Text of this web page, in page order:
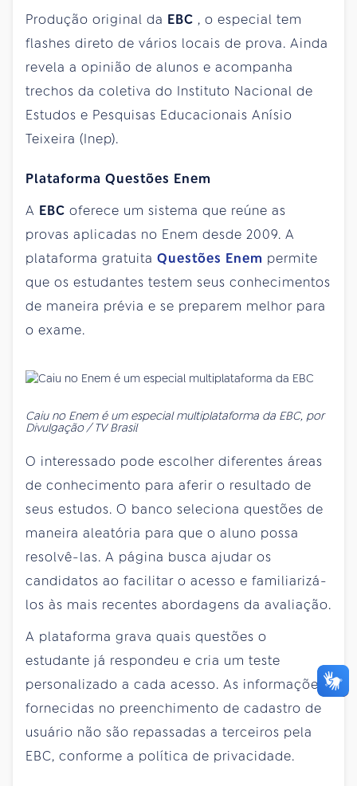
Produção original da EBC , o especial tem
flashes direto de vários locais de prova. Ainda
revela a opinião de alunos e acompanha
trechos da coletiva do Instituto Nacional de
Estudos e Pesquisas Educacionais Anísio
Teixeira (Inep).
Plataforma Questões Enem
A EBC oferece um sistema que reúne as
provas aplicadas no Enem desde 2009. A
plataforma gratuita Questões Enem permite
que os estudantes testem seus conhecimentos
de maneira prévia e se preparem melhor para
o exame.
Caiu no Enem é um especial multiplataforma da EBC, por
Divulgação / TV Brasil
O interessado pode escolher diferentes áreas
de conhecimento para aferir o resultado de
seus estudos. O banco seleciona questões de
maneira aleatória para que o aluno possa
resolvê-las. A página busca ajudar os
candidatos ao facilitar o acesso e familiarizá-
los às mais recentes abordagens da avaliação.
A plataforma grava quais questões o
estudante já respondeu e cria um teste
personalizado a cada acesso. As informações
fornecidas no preenchimento de cadastro de
usuário não são repassadas a terceiros pela
EBC, conforme a política de privacidade.